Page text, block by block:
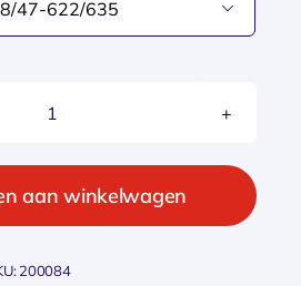

Schwalbe
28
aan winkelwagen
200084